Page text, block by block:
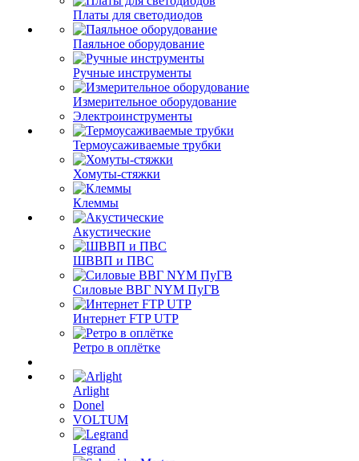
Платы для светодиодов
Паяльное оборудование
Ручные инструменты
Измерительное оборудование
Электроинструменты
Термоусаживаемые трубки
Хомуты-стяжки
Клеммы
Акустические
ШВВП и ПВС
Силовые ВВГ NYM ПуГВ
Интернет FTP UTP
Ретро в оплётке
Arlight
Donel
VOLTUM
Legrand